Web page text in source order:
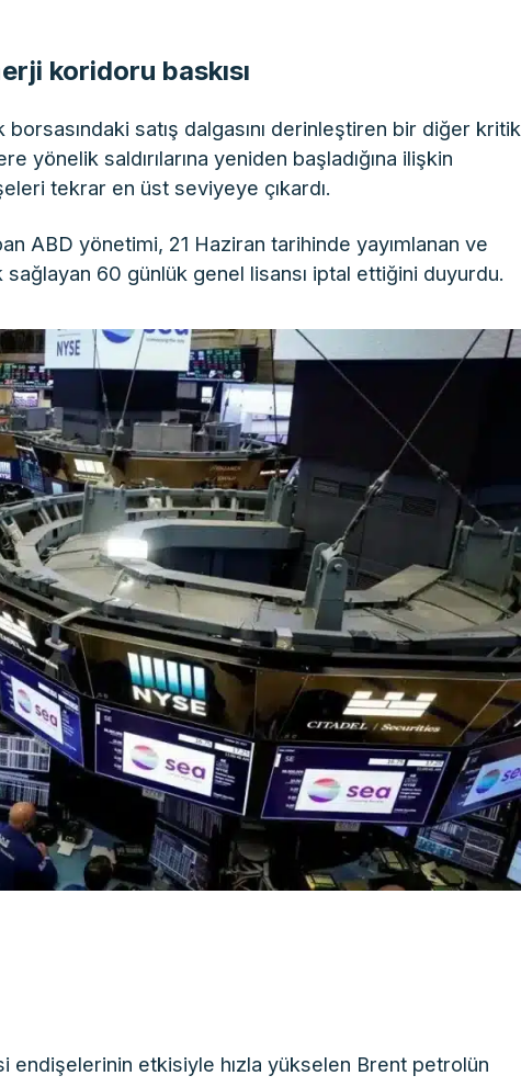
koridoru baskısı
satış dalgasını derinleştiren bir diğer kritik
yönelik saldırılarına yeniden başladığına ilişkin
tekrar en üst seviyeye çıkardı.
ABD yönetimi, 21 Haziran tarihinde yayımlanan ve
60 günlük genel lisansı iptal ettiğini duyurdu.
endişelerinin etkisiyle hızla yükselen Brent petrolün